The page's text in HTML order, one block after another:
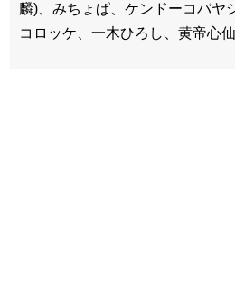
麟)、みちょぱ、ケンドーコバヤ
コロッケ、一木ひろし、黄帝心